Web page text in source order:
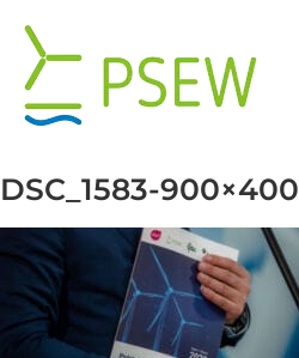
zawartości
DSC_1583-900×400